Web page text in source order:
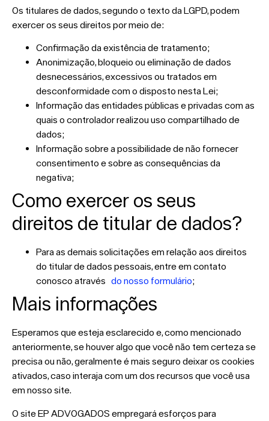
Os titulares de dados, segundo o texto da LGPD, podem
exercer os seus direitos por meio de:
Confirmação da existência de tratamento;
Anonimização, bloqueio ou eliminação de dados
desnecessários, excessivos ou tratados em
desconformidade com o disposto nesta Lei;
Informação das entidades públicas e privadas com as
quais o controlador realizou uso compartilhado de
dados;
Informação sobre a possibilidade de não fornecer
consentimento e sobre as consequências da
negativa;
Como exercer os seus
direitos de titular de dados?
Para as demais solicitações em relação aos direitos
do titular de dados pessoais, entre em contato
conosco através do nosso formulário;
Mais informações
Esperamos que esteja esclarecido e, como mencionado
anteriormente, se houver algo que você não tem certeza se
precisa ou não, geralmente é mais seguro deixar os cookies
ativados, caso interaja com um dos recursos que você usa
em nosso site.
O site EP ADVOGADOS empregará esforços para